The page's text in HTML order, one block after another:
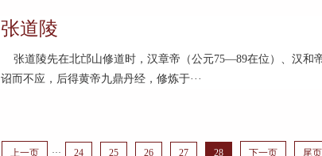
张道陵
张道陵先在北邙山修道时，汉章帝（公元75—89在位）、汉和
诏而不应，后得黄帝九鼎丹经，修炼于···
上一页 ··· 24 25 26 27 28 下一页 尾页